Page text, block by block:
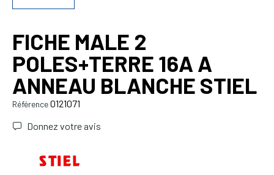
FICHE MALE 2
POLES+TERRE 16A A
ANNEAU BLANCHE STIEL
Référence0121071
Donnez votre avis